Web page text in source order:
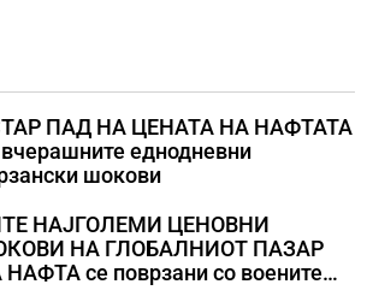
ПАД НА ЦЕНАТА НА НАФТАТА
еднодневни
шокови
НАЈГОЛЕМИ ЦЕНОВНИ
НА ГЛОБАЛНИОТ ПАЗАР
се поврзани со воените